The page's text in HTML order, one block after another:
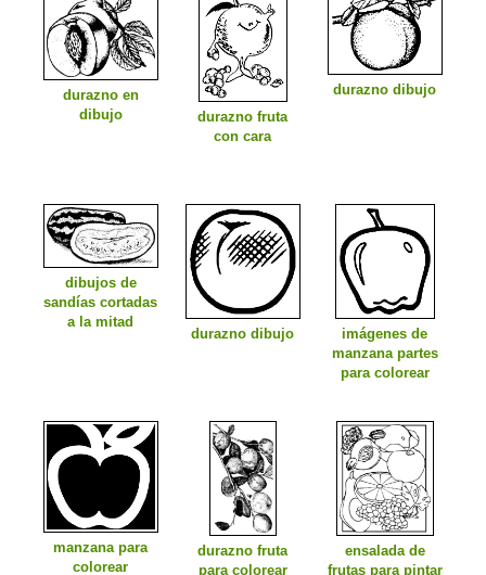
durazno en
dibujo
durazno fruta
con cara
durazno dibujo
dibujos de
sandías cortadas
a la mitad
durazno dibujo
imágenes de
manzana partes
para colorear
manzana para
colorear
durazno fruta
para colorear
ensalada de
frutas para pintar